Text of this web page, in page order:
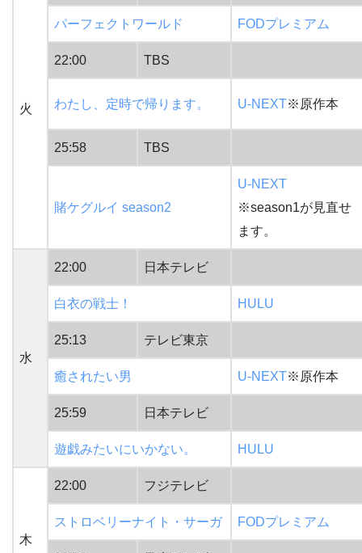
火
パーフェクトワールド FODプレミアム
22:00 TBS
わたし、定時で帰ります。 U-NEXT※原作本
25:58 TBS
賭ケグルイ season2
U-NEXT
※season1が見直せ
ます。
水
22:00 日本テレビ
白衣の戦士！ HULU
25:13 テレビ東京
癒されたい男 U-NEXT※原作本
25:59 日本テレビ
遊戯みたいにいかない。 HULU
木
22:00 フジテレビ
ストロベリーナイト・サーガ FODプレミアム